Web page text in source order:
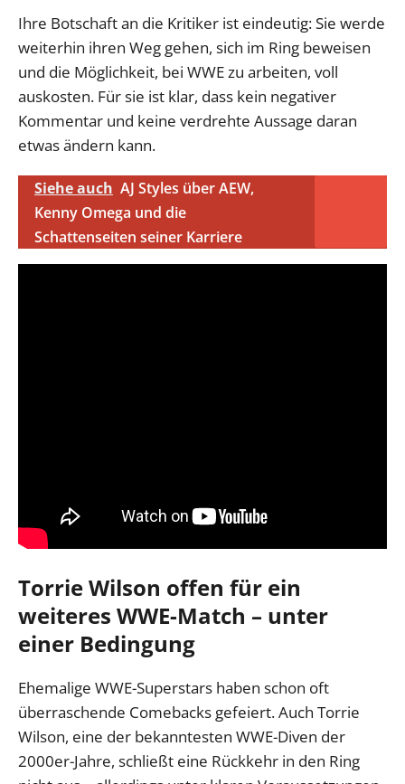
Ihre Botschaft an die Kritiker ist eindeutig: Sie werde
weiterhin ihren Weg gehen, sich im Ring beweisen
und die Möglichkeit, bei WWE zu arbeiten, voll
auskosten. Für sie ist klar, dass kein negativer
Kommentar und keine verdrehte Aussage daran
etwas ändern kann.
Siehe auch AJ Styles über AEW,
Kenny Omega und die
Schattenseiten seiner Karriere
Torrie Wilson offen für ein
weiteres WWE-Match – unter
einer Bedingung
Ehemalige WWE-Superstars haben schon oft
überraschende Comebacks gefeiert. Auch Torrie
Wilson, eine der bekanntesten WWE-Diven der
2000er-Jahre, schließt eine Rückkehr in den Ring